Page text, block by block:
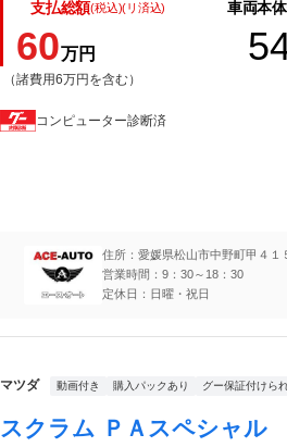
支払総額(税込)(リ済込)
60万円
（諸費用6万円を含む）
車両本
コンピューター診断済
住所：愛媛県松山市中野町甲４１
営業時間：9：30～18：30
定休日：日曜・祝日
マツダ 動画付き 購入パックあり グー保証付けら